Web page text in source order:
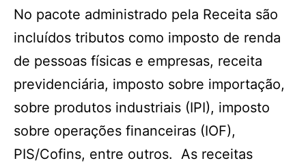
No pacote administrado pela Receita são
incluídos tributos como imposto de renda
de pessoas físicas e empresas, receita
previdenciária, imposto sobre importação,
sobre produtos industriais (IPI), imposto
sobre operações financeiras (IOF),
PIS/Cofins, entre outros. As receitas